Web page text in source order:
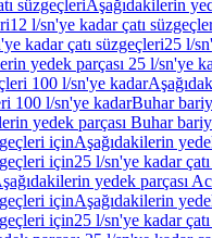
süzgeçleriAşağıdakilerin
12 l/sn'ye kadar çatı
kadar çatı süzgeçleri25 l/
yedek parçası 25 l/sn'ye
100 l/sn'ye kadar
100 l/sn'ye kadarBuhar
yedek parçası Buhar
içinAşağıdakilerin
için25 l/sn'ye kadar
yedek parçası
içinAşağıdakilerin
için25 l/sn'ye kadar